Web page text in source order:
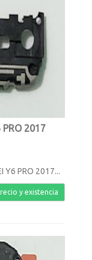
PRO 2017
Y6 PRO 2017...
y existencia